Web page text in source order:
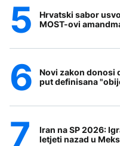
Hrvatski sabor
MOST-ovi
Novi zakon donosi
put definisana
Iran na SP 2026:
letjeti nazad u